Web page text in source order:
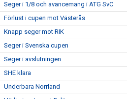
Seger i 1/8 och avancemang i ATG SvC
Förlust i cupen mot Västerås
Knapp seger mot RIK
Seger i Svenska cupen
Seger i avslutningen
SHE klara
Underbara Norrland